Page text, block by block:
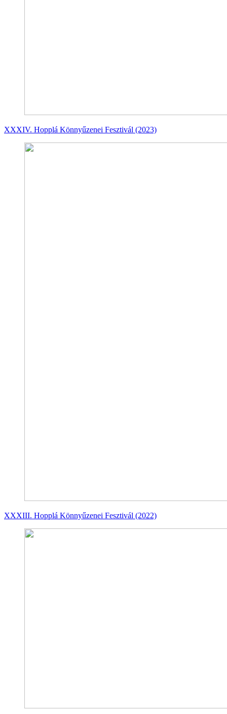
XXXIV. Hopplá Könnyűzenei Fesztivál (2023)
XXXIII. Hopplá Könnyűzenei Fesztivál (2022)